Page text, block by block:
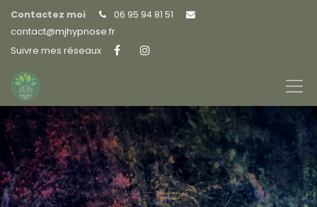
Contactez moi
06 95 94 81 51
contact@mjhypnose.fr
Suivre mes réseaux